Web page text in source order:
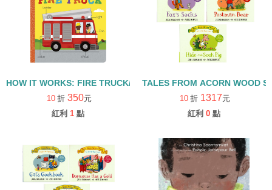
HOW IT WORKS: FIRE TRUCK/硬頁書
10 折 350元
紅利 1 點
TALES FROM ACORN WOOD
10 折 1317元
紅利 0 點